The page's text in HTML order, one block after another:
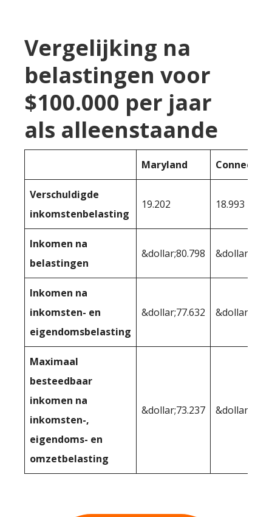
Vergelijking na
belastingen voor
$100.000 per jaar
als alleenstaande
Maryland
Verschuldigde
inkomstenbelasting
19.202 18.993
Inkomen na
belastingen
&dollar;80.798
Inkomen na
inkomsten- en
eigendomsbelasting
&dollar;77.632
Maximaal
besteedbaar
inkomen na
inkomsten-,
eigendoms- en
omzetbelasting
&dollar;73.237